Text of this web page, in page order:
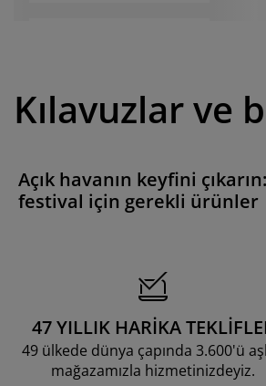
Kılavuzlar ve
Açık havanın keyfini
festival için gerekli ürünler
47 YILLIK HARİKA
49 ülkede dünya çapında 3.600'ü
mağazamızla hizmetinizdeyiz.